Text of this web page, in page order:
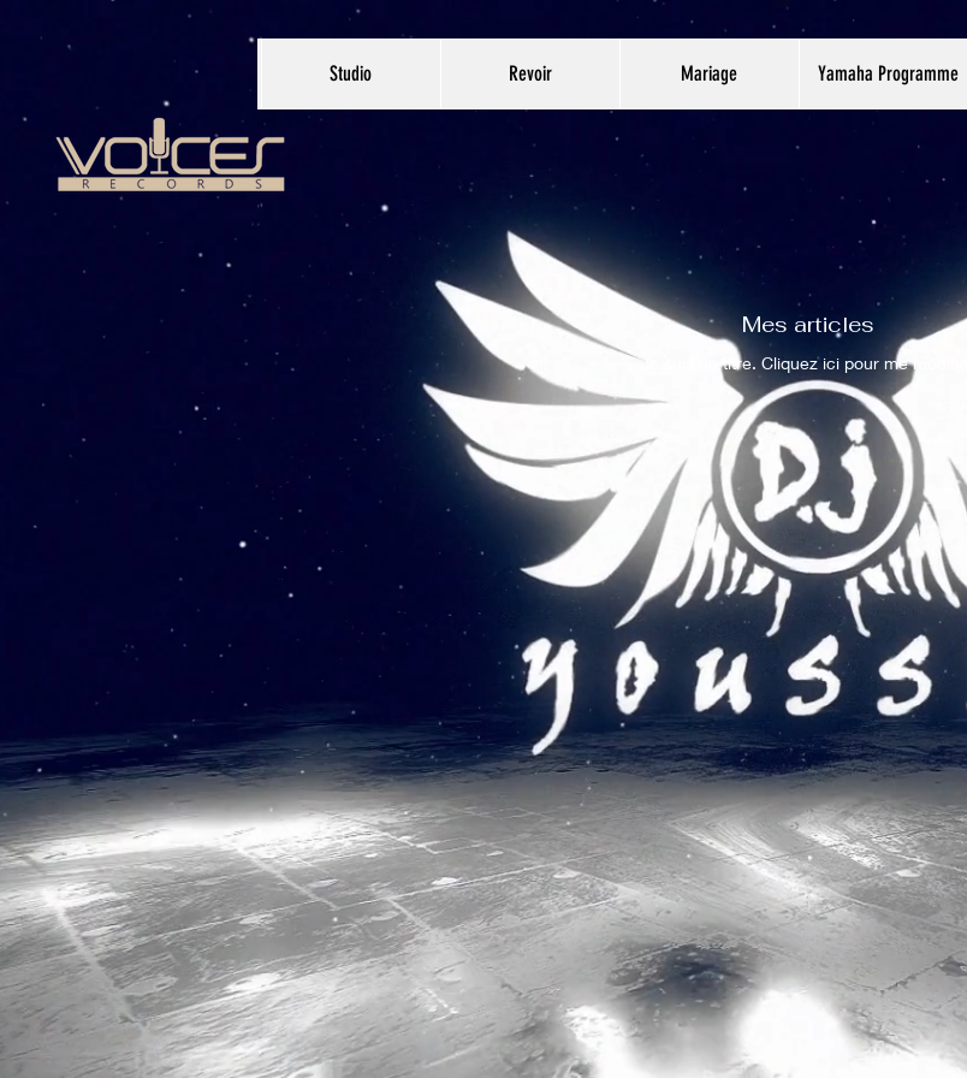
Studio Revoir Mariage Yamaha Programme
Mes articles
Je suis un titre. Cliquez ici pour me modifier.